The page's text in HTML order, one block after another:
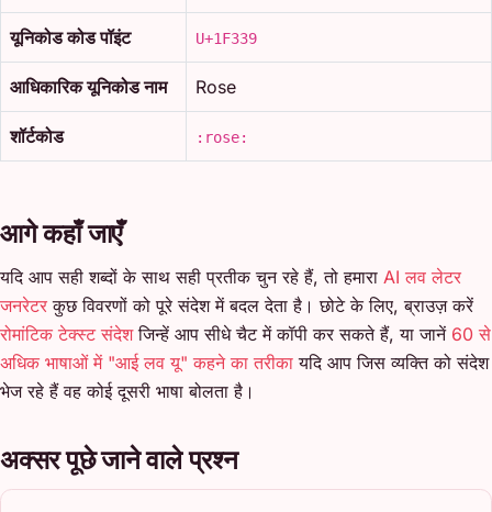
यूनिकोड कोड पॉइंट U+1F339
आधिकारिक यूनिकोड नाम Rose
शॉर्टकोड :rose:
आगे कहाँ जाएँ
यदि आप सही शब्दों के साथ सही प्रतीक चुन रहे हैं, तो हमारा AI लव लेटर
जनरेटर कुछ विवरणों को पूरे संदेश में बदल देता है। छोटे के लिए, ब्राउज़ करें
रोमांटिक टेक्स्ट संदेशजिन्हें आप सीधे चैट में कॉपी कर सकते हैं, या जानें 60 से
अधिक भाषाओं में "आई लव यू" कहने का तरीका यदि आप जिस व्यक्ति को संदेश
भेज रहे हैं वह कोई दूसरी भाषा बोलता है।
अक्सर पूछे जाने वाले प्रश्न